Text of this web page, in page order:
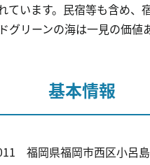
います。民宿等も含め
リーンの海は一見の価値
基本情報
福岡県福岡市西区小呂島